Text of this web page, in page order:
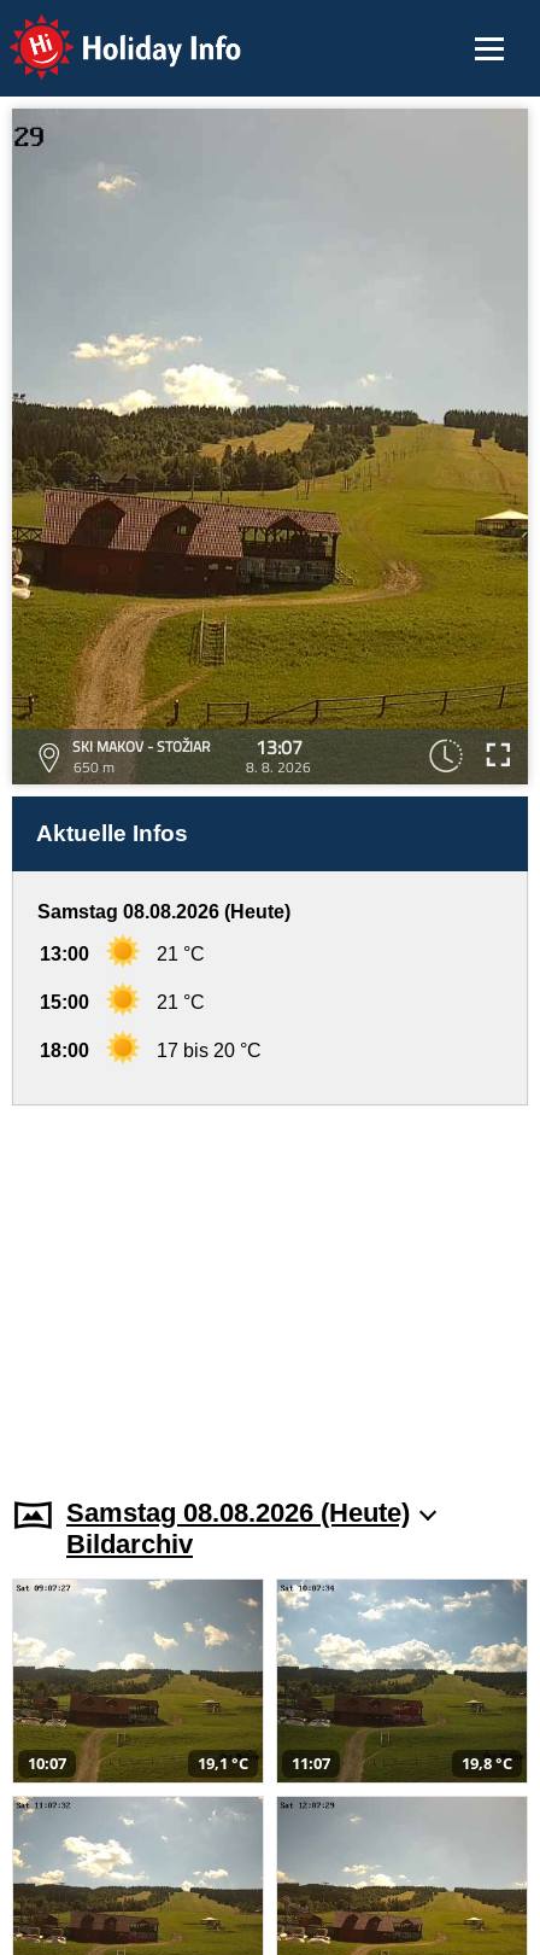
Holiday Info
SKI MAKOV - STOŽIAR
650 m
13:07
8. 8. 2026
Aktuelle Infos
Samstag 08.08.2026 (Heute)
13:00 21 °C
15:00 21 °C
18:00 17 bis 20 °C
Samstag 08.08.2026 (Heute)
Bildarchiv
10:07 19,1 °C 11:07 19,8 °C